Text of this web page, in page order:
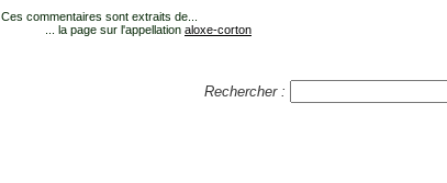
Ces commentaires sont extraits de...
... la page sur l'appellation aloxe-corton
Rechercher :